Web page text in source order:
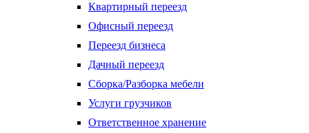
Квартирный переезд
Офисный переезд
Переезд бизнеса
Дачный переезд
Сборка/Разборка мебели
Услуги грузчиков
Ответственное хранение